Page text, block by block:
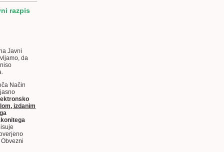
razpis
Javni
da
Način
izdanim